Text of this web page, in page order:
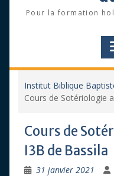
Pour la formation
Institut Biblique
Cours de Sotériologie
Cours de
I3B de Bassila
31 janvier 2021